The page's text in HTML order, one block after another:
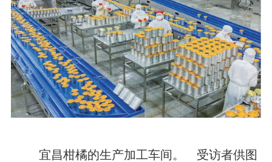
宜昌柑橘的生产加工车间。 受访者供图